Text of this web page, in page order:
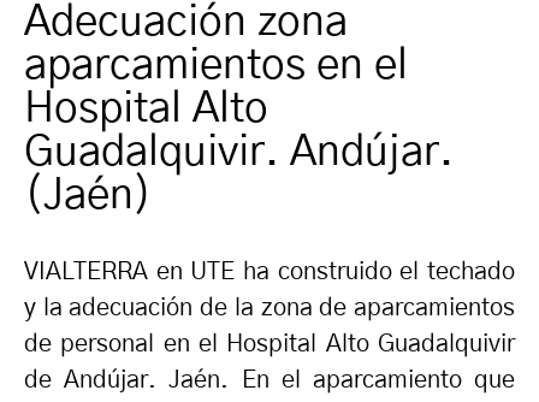
Adecuación zona
aparcamientos en el
Hospital Alto
Guadalquivir. Andújar.
(Jaén)
VIALTERRA en UTE ha construido el techado
y la adecuación de la zona de aparcamientos
de personal en el Hospital Alto Guadalquivir
de Andújar. Jaén. En el aparcamiento que